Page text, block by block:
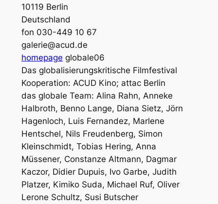
10119 Berlin
Deutschland
fon 030-449 10 67
galerie@acud.de
homepage globale06
Das globalisierungskritische Filmfestival
Kooperation: ACUD Kino; attac Berlin
das globale Team: Alina Rahn, Anneke
Halbroth, Benno Lange, Diana Sietz, Jörn
Hagenloch, Luis Fernandez, Marlene
Hentschel, Nils Freudenberg, Simon
Kleinschmidt, Tobias Hering, Anna
Müssener, Constanze Altmann, Dagmar
Kaczor, Didier Dupuis, Ivo Garbe, Judith
Platzer, Kimiko Suda, Michael Ruf, Oliver
Lerone Schultz, Susi Butscher